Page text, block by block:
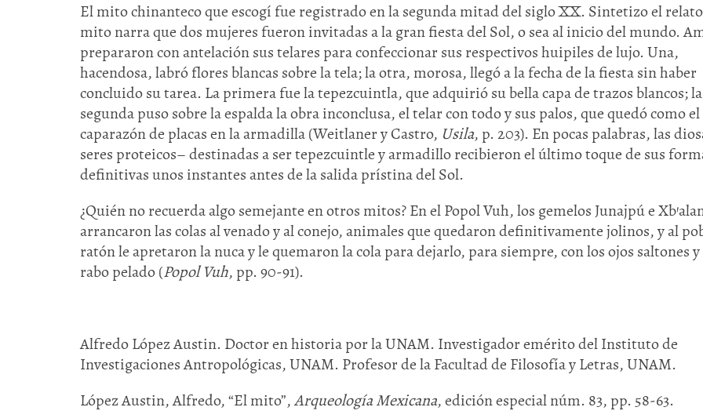
El mito chinanteco que escogí fue registrado en la segunda mitad del siglo XX. Sintetizo el
mito narra que dos mujeres fueron invitadas a la gran fiesta del Sol, o sea al inicio del mundo.
prepararon con antelación sus telares para confeccionar sus respectivos huipiles de lujo. Una,
hacendosa, labró flores blancas sobre la tela; la otra, morosa, llegó a la fecha de la fiesta sin haber
concluido su tarea. La primera fue la tepezcuintla, que adquirió su bella capa de trazos blancos; la
segunda puso sobre la espalda la obra inconclusa, el telar con todo y sus palos, que quedó como
caparazón de placas en la armadilla (Weitlaner y Castro, Usila, p. 203). En pocas palabras, las
seres proteicos– destinadas a ser tepezcuintle y armadillo recibieron el último toque de sus
definitivas unos instantes antes de la salida prístina del Sol.
¿Quién no recuerda algo semejante en otros mitos? En el Popol Vuh, los gemelos Junajpú e
arrancaron las colas al venado y al conejo, animales que quedaron definitivamente jolinos, y al
ratón le apretaron la nuca y le quemaron la cola para dejarlo, para siempre, con los ojos saltones y
rabo pelado (Popol Vuh, pp. 90-91).
Alfredo López Austin. Doctor en historia por la UNAM. Investigador emérito del Instituto de
Investigaciones Antropológicas, UNAM. Profesor de la Facultad de Filosofía y Letras, UNAM.
López Austin, Alfredo, “El mito”,Arqueología Mexicana, edición especial núm. 83, pp. 58-63.